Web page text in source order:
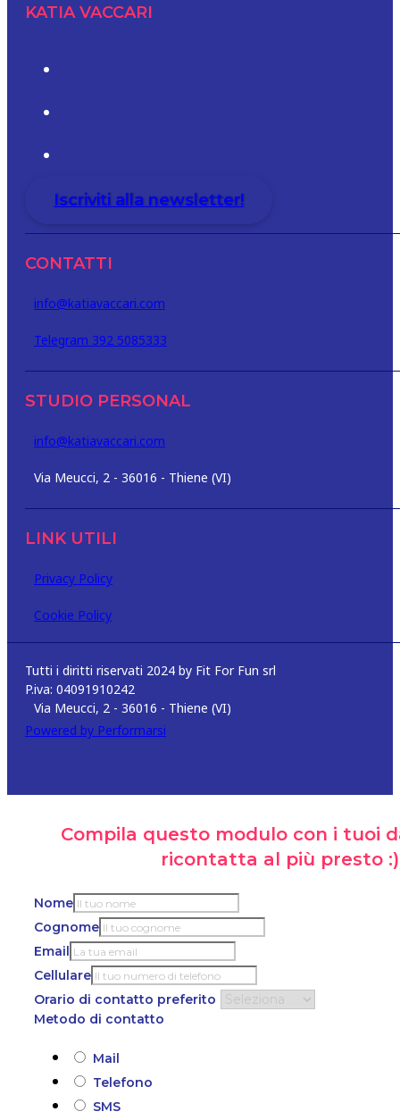
KATIA VACCARI
Iscriviti alla newsletter!
CONTATTI
info@katiavaccari.com
Telegram 392 5085333
STUDIO PERSONAL
info@katiavaccari.com
Via Meucci, 2 - 36016 - Thiene (VI)
LINK UTILI
Privacy Policy
Cookie Policy
Tutti i diritti riservati 2024 by Fit For Fun srl
P.iva: 04091910242
Via Meucci, 2 - 36016 - Thiene (VI)
Powered by Performarsi
Compila questo modulo con i tuoi
ricontatta al più presto :)
Nome
Cognome
Email
Cellulare
Orario di contatto preferito
Metodo di contatto
Mail
Telefono
SMS